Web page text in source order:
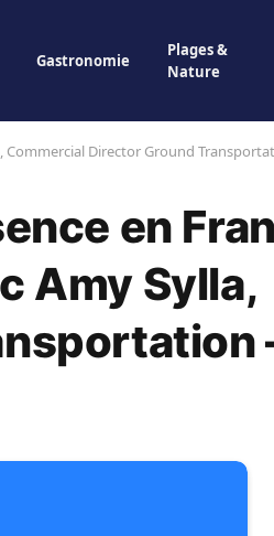
Gastronomie
Plages &
Nature
Commercial Director Ground
en
Amy Sylla,